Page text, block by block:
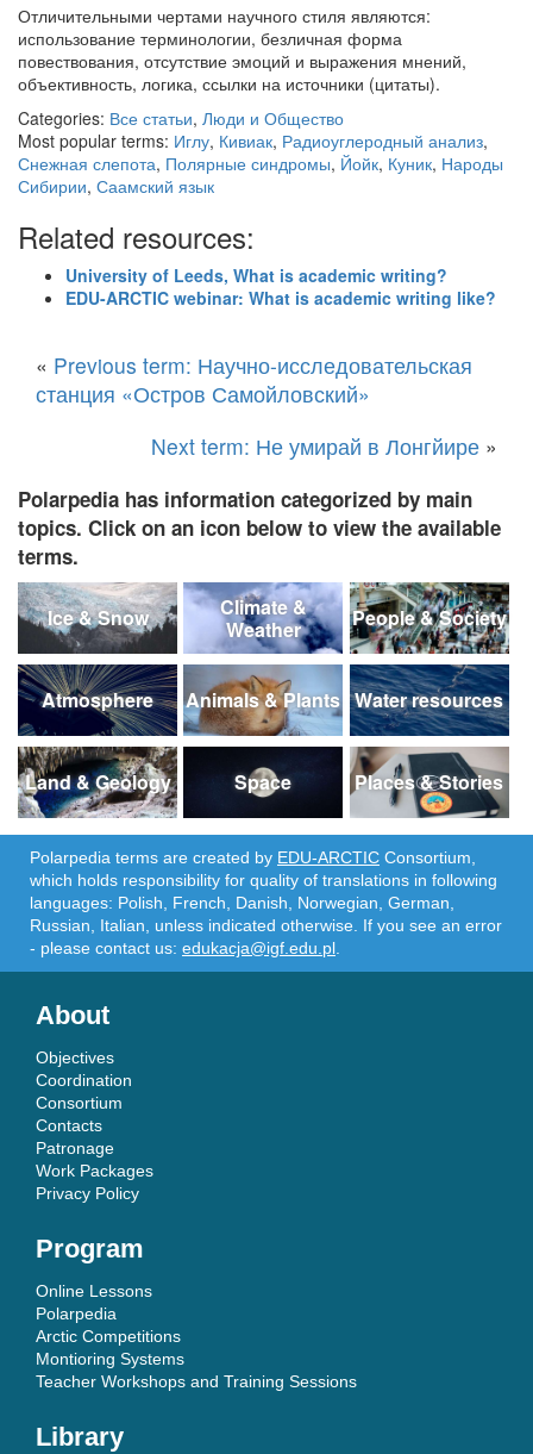
Отличительными чертами научного стиля являются:
использование терминологии, безличная форма
повествования, отсутствие эмоций и выражения мнений,
объективность, логика, ссылки на источники (цитаты).
Categories: Все статьи, Люди и Общество
Most popular terms: Иглу, Кивиак, Радиоуглеродный анализ,
Снежная слепота, Полярные синдромы, Йойк, Куник, Народы
Сибирии, Саамский язык
Related resources:
University of Leeds, What is academic writing?
EDU-ARCTIC webinar: What is academic writing like?
« Previous term: Научно-исследовательская
станция «Остров Самойловский»
Next term: Не умирай в Лонгйире »
Polarpedia has information categorized by main
topics. Click on an icon below to view the available
terms.
Ice & Snow
Climate &
Weather
People & Society
Atmosphere Animals & Plants Water resources
Land & Geology Space Places & Stories
Polarpedia terms are created by EDU-ARCTIC Consortium,
which holds responsibility for quality of translations in following
languages: Polish, French, Danish, Norwegian, German,
Russian, Italian, unless indicated otherwise. If you see an error
- please contact us: edukacja@igf.edu.pl
About
Objectives
Coordination
Consortium
Contacts
Patronage
Work Packages
Privacy Policy
Program
Online Lessons
Polarpedia
Arctic Competitions
Montioring Systems
Teacher Workshops and Training Sessions
Library